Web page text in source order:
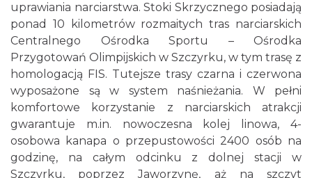
uprawiania narciarstwa. Stoki Skrzycznego posiadają
ponad 10 kilometrów rozmaitych tras narciarskich
Centralnego Ośrodka Sportu – Ośrodka
Przygotowań Olimpijskich w Szczyrku, w tym trasę z
homologacją FIS. Tutejsze trasy czarna i czerwona
wyposażone są w system naśnieżania. W pełni
komfortowe korzystanie z narciarskich atrakcji
gwarantuje m.in. nowoczesna kolej linowa, 4-
osobowa kanapa o przepustowości 2400 osób na
godzinę, na całym odcinku z dolnej stacji w
Szczyrku, poprzez Jaworzynę, aż na szczyt